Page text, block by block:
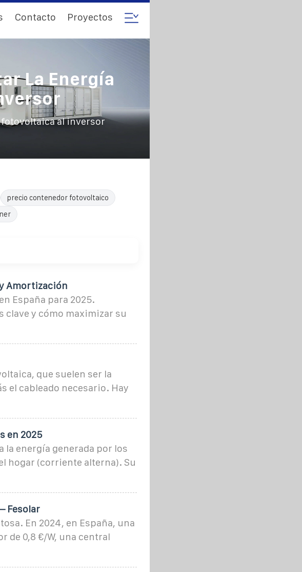
Contacto Proyectos
La Energía
al inversor
precio contenedor fotovoltaico
Amortización
España para 2025.
clave y cómo maximizar su
que suelen ser la
el cableado necesario. Hay
en 2025
energía generada por los
hogar (corriente alterna). Su
Fesolar
En 2024, en España, una
de 0,8 €/W, una central